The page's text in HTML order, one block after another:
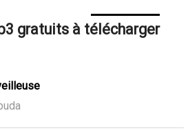
gratuits à télécharger